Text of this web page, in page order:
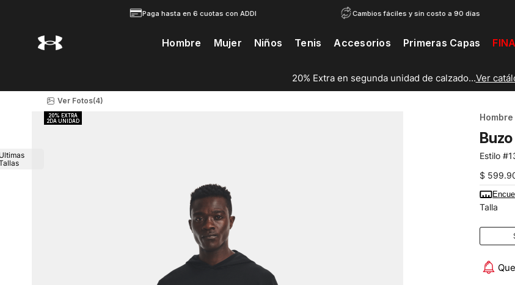
Paga hasta en 6 cuotas con ADDI Cambios fáciles y sin costo a 90 días
Hombre Mujer Niños Tenis Accesorios Primeras Capas
20% Extra en segunda unidad de calzado...Ver
Ver Fotos(4)
Hombre
$ 599.
Talla